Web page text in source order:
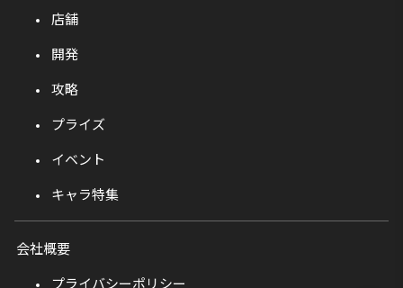
店舗
開発
攻略
プライズ
イベント
キャラ特集
会社概要
プライバシーポリシー